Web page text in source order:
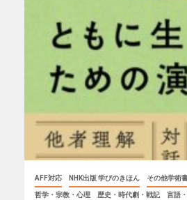
AFF対応 NHK出版 学びのきほん その他学術
哲学・宗教・心理 歴史・時代劇・戦記 言語